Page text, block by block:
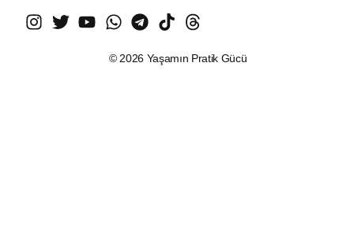
© 2026 Yaşamın Pratik Gücü